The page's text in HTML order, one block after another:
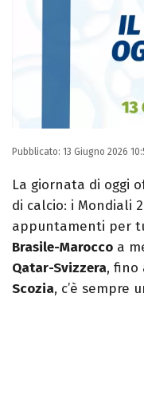
Pubblicato: 13 Giugno 2026
La giornata di oggi
di calcio: i Mondiali
appuntamenti per
Brasile-Marocco a
Qatar-Svizzera, fino
Scozia, c’è sempre